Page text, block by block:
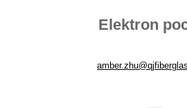
Elektron